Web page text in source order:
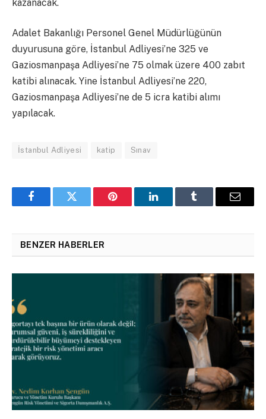
kazanacak.
Adalet Bakanlığı Personel Genel Müdürlüğünün
duyurusuna göre, İstanbul Adliyesi’ne 325 ve
Gaziosmanpaşa Adliyesi’ne 75 olmak üzere 400 zabıt
katibi alınacak. Yine İstanbul Adliyesi’ne 220,
Gaziosmanpaşa Adliyesi’ne de 5 icra katibi alımı
yapılacak.
İstanbul Adliyesi katip Sınav
FacebookTwitter Pinterest LinkedInTumblr Email
BENZER HABERLER